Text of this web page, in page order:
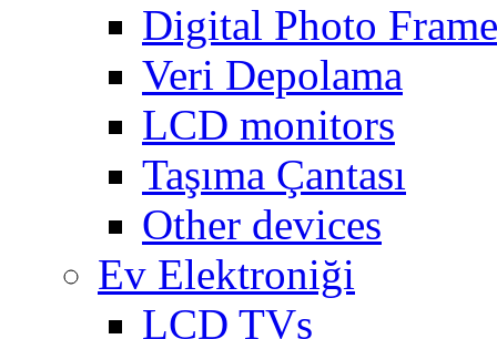
Digital Photo
Veri Depolama
LCD monitors
Taşıma Çantası
Other devices
Ev Elektroniği
LCD TVs